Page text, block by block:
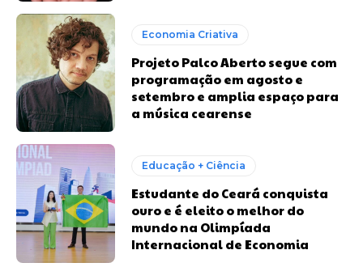
Economia Criativa
Projeto Palco Aberto segue com
programação em agosto e
setembro e amplia espaço para
a música cearense
Educação + Ciência
Estudante do Ceará conquista
ouro e é eleito o melhor do
mundo na Olimpíada
Internacional de Economia